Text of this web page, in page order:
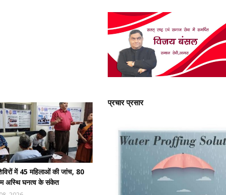
में 45 महिलाओं की जांच, 80
अस्थि घनत्व के संकेत
प्रचार प्रसार